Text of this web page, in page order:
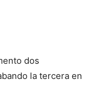
dos
la tercera en